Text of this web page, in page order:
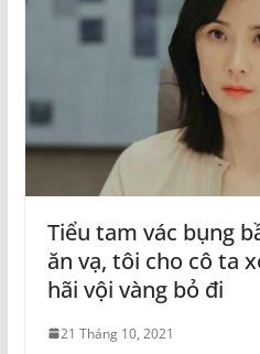
Tiểu tam vác bụng
ăn vạ, tôi cho cô ta
hãi vội vàng bỏ đi
21 Tháng 10, 2021